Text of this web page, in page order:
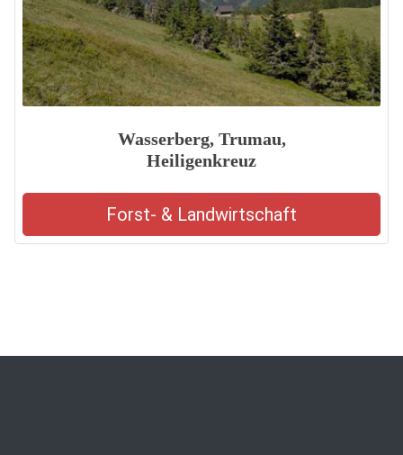
Wasserberg, Trumau,
Heiligenkreuz
Forst- & Landwirtschaft